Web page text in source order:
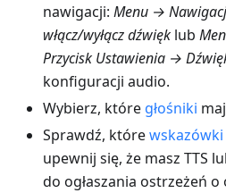
nawigacji: Menu →
włącz/wyłącz dźwięk lub
Przycisk Ustawienia →
konfiguracji audio.
Wybierz, które głośniki
Sprawdź, którewskazówki
upewnij się, że masz TTS
do ogłaszania ostrzeżeń